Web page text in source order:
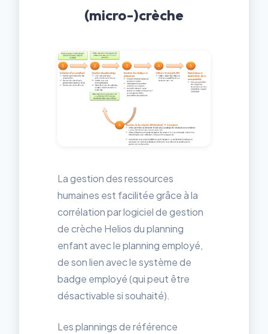
(micro-)crèche
La gestion des ressources
humaines est facilitée grâce à la
corrélation par logiciel de gestion
de crèche Helios du planning
enfant avec le planning employé,
de son lien avec le système de
badge employé (qui peut être
désactivable si souhaité).
Les plannings de référence